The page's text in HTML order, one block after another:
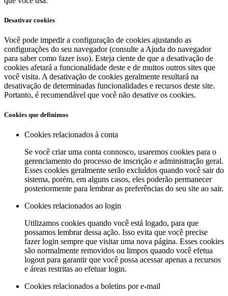
Desativar cookies
Você pode impedir a configuração de cookies ajustando as
configurações do seu navegador (consulte a Ajuda do navegador
para saber como fazer isso). Esteja ciente de que a desativação de
cookies afetará a funcionalidade deste e de muitos outros sites que
você visita. A desativação de cookies geralmente resultará na
desativação de determinadas funcionalidades e recursos deste site.
Portanto, é recomendável que você não desative os cookies.
Cookies que definimos
Cookies relacionados à conta
Se você criar uma conta connosco, usaremos cookies para o
gerenciamento do processo de inscrição e administração geral.
Esses cookies geralmente serão excluídos quando você sair do
sistema, porém, em alguns casos, eles poderão permanecer
posteriormente para lembrar as preferências do seu site ao sair.
Cookies relacionados ao login
Utilizamos cookies quando você está logado, para que
possamos lembrar dessa ação. Isso evita que você precise
fazer login sempre que visitar uma nova página. Esses cookies
são normalmente removidos ou limpos quando você efetua
logout para garantir que você possa acessar apenas a recursos
e áreas restritas ao efetuar login.
Cookies relacionados a boletins por e-mail